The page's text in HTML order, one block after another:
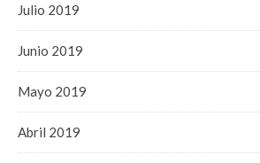
Julio 2019
Junio 2019
Mayo 2019
Abril 2019